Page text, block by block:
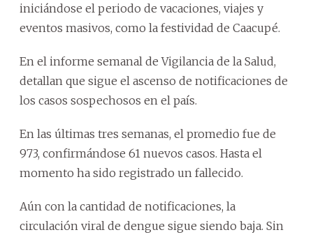
iniciándose el periodo de vacaciones, viajes y
eventos masivos, como la festividad de Caacupé.
En el informe semanal de Vigilancia de la Salud,
detallan que sigue el ascenso de notificaciones de
los casos sospechosos en el país.
En las últimas tres semanas, el promedio fue de
973, confirmándose 61 nuevos casos. Hasta el
momento ha sido registrado un fallecido.
Aún con la cantidad de notificaciones, la
circulación viral de dengue sigue siendo baja. Sin